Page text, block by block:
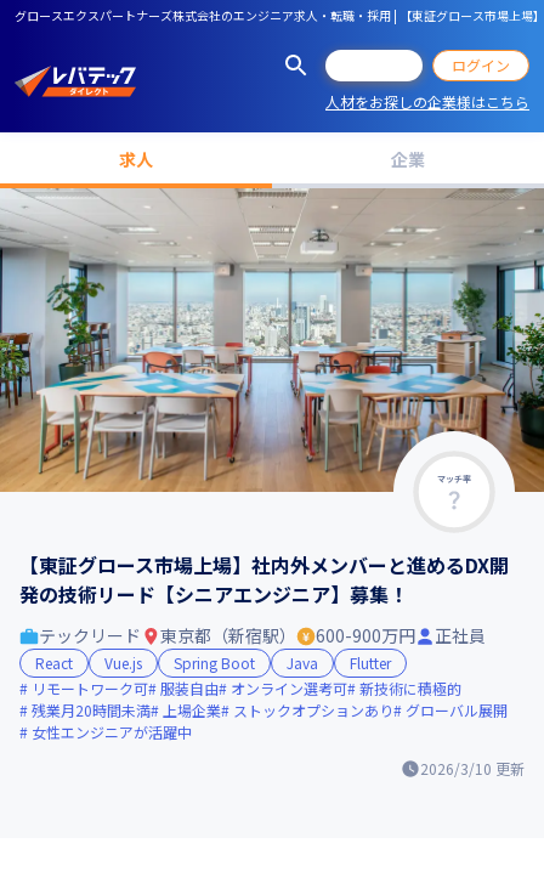
グロースエクスパートナーズ株式会社のエンジニア求人・転職・採用 | 【東証グロース市場上
ログイン
人材をお探しの企業様はこちら
求人 企業
マッチ率
【東証グロース市場上場】社内外メンバーと進めるDX開
発の技術リード【シニアエンジニア】募集！
2026/3/10 更新
テックリード 東京都（新宿駅） 600-900万円 正社員
React Vue.js Spring Boot Java
Flutter
リモートワーク可 服装自由 オンライン選考可 新技術に積極的
残業月20時間未満
上場企業 ストックオプションあり
グローバル展開
女性エンジニアが活躍中